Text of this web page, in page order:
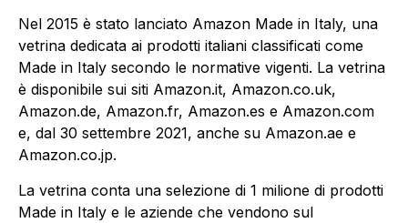
Nel 2015 è stato lanciato Amazon Made in Italy, una
vetrina dedicata ai prodotti italiani classificati come
Made in Italy secondo le normative vigenti. La vetrina
è disponibile sui siti Amazon.it, Amazon.co.uk,
Amazon.de, Amazon.fr, Amazon.es e Amazon.com
e, dal 30 settembre 2021, anche su Amazon.ae e
Amazon.co.jp.
La vetrina conta una selezione di 1 milione di prodotti
Made in Italy e le aziende che vendono sul